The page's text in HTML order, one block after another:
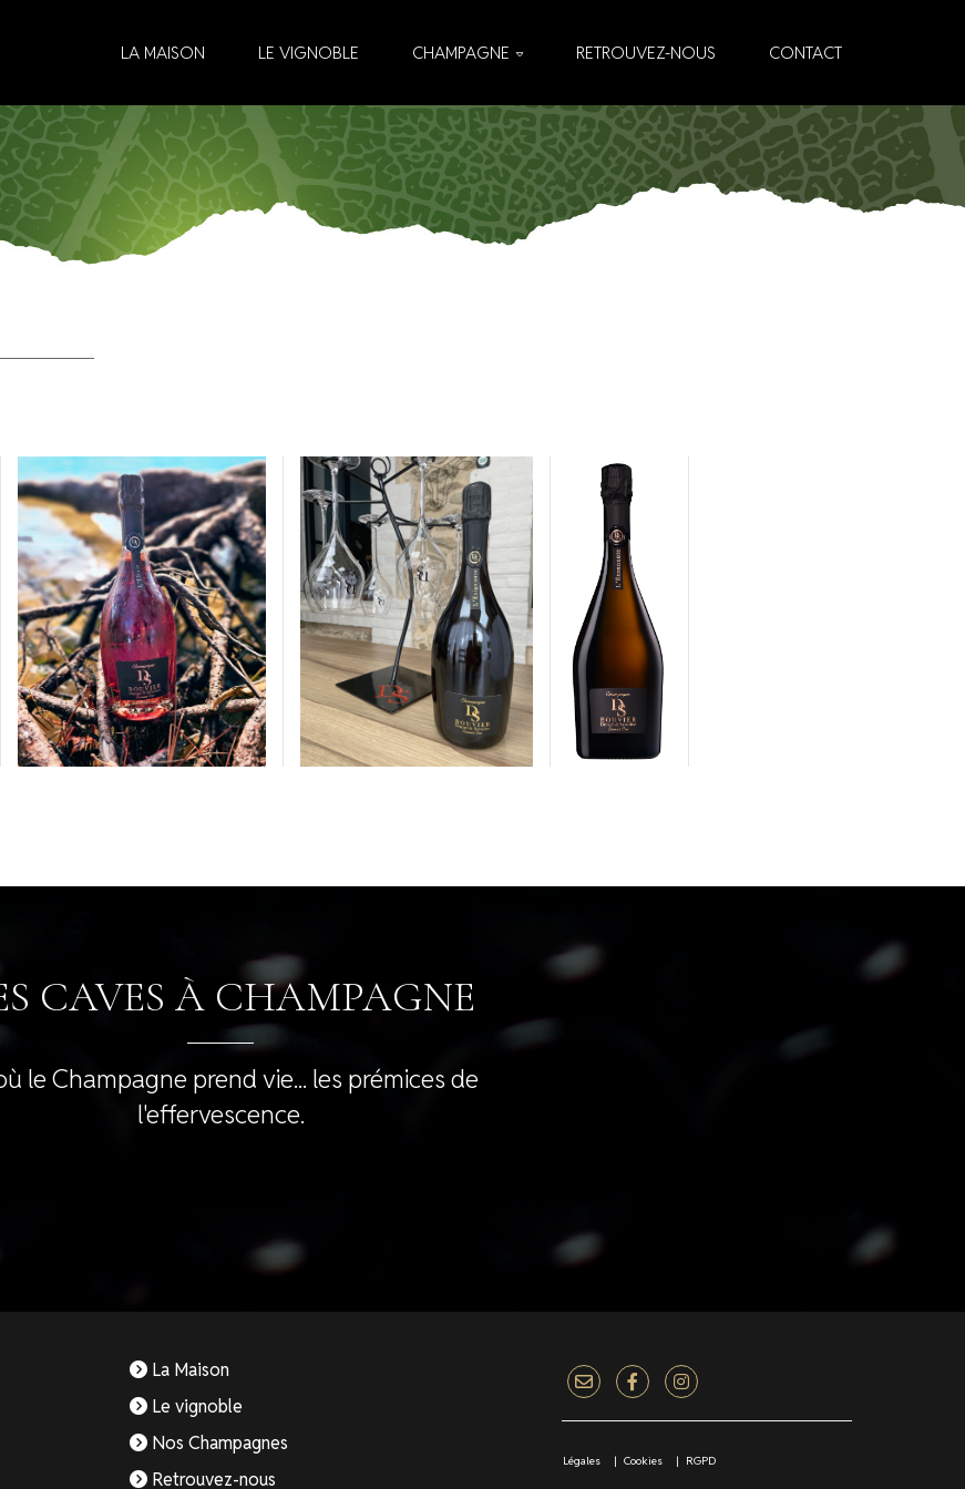
LA MAISON LE VIGNOBLE CHAMPAGNE RETROUVEZ-NOUS CONTACT
CAVES À CHAMPAGNE
le Champagne prend vie... les prémices de
l'effervescence.
La Maison
Le vignoble
Nos Champagnes
Retrouvez-nous
Légales Cookies RGPD